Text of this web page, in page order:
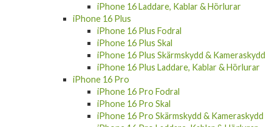
iPhone 16 Laddare, Kablar & Hörlurar
iPhone 16 Plus
iPhone 16 Plus Fodral
iPhone 16 Plus Skal
iPhone 16 Plus Skärmskydd & Kameraskydd
iPhone 16 Plus Laddare, Kablar & Hörlurar
iPhone 16 Pro
iPhone 16 Pro Fodral
iPhone 16 Pro Skal
iPhone 16 Pro Skärmskydd & Kameraskydd